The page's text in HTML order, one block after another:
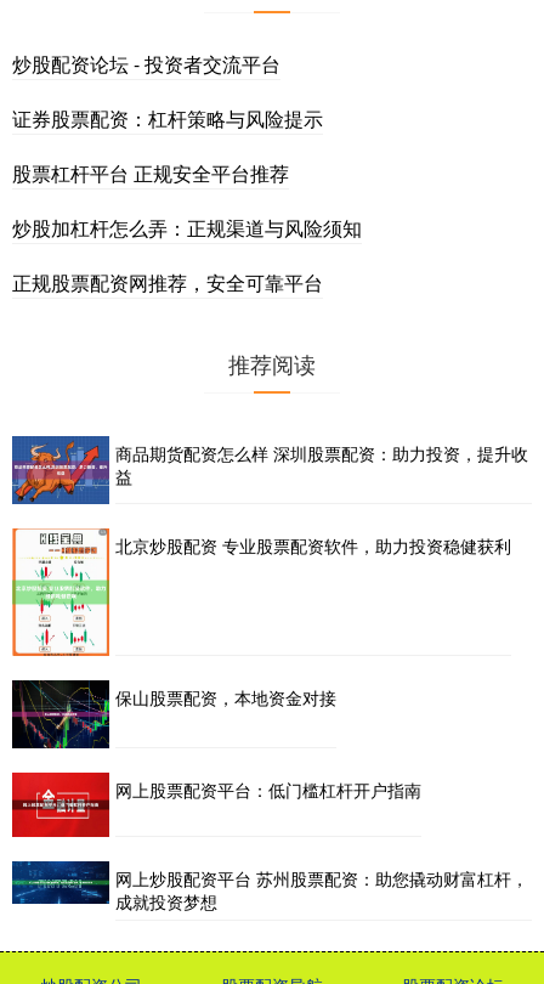
炒股配资论坛 - 投资者交流平台
证券股票配资：杠杆策略与风险提示
股票杠杆平台 正规安全平台推荐
炒股加杠杆怎么弄：正规渠道与风险须知
正规股票配资网推荐，安全可靠平台
推荐阅读
商品期货配资怎么样 深圳股票配资：助力投资，提升收
益
北京炒股配资 专业股票配资软件，助力投资稳健获利
保山股票配资，本地资金对接
网上股票配资平台：低门槛杠杆开户指南
网上炒股配资平台 苏州股票配资：助您撬动财富杠杆，
成就投资梦想